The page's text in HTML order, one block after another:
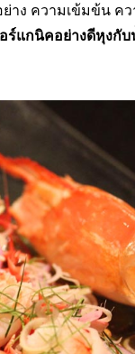
ย่าง ความเข้มข้น ค
ร์แกนิคอย่างดีหุงกับ